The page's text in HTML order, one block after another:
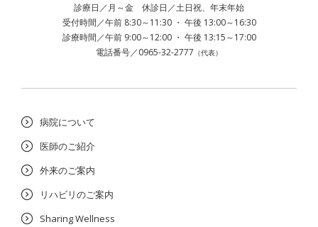
診療日／月～金 休診日／土日祝、年末年始
受付時間／午前 8:30～11:30 ・ 午後 13:00～16:30
診療時間／午前 9:00～12:00 ・ 午後 13:15～17:00
電話番号／0965-32-2777 （代表）
病院について
医師のご紹介
外来のご案内
リハビリのご案内
Sharing Wellness